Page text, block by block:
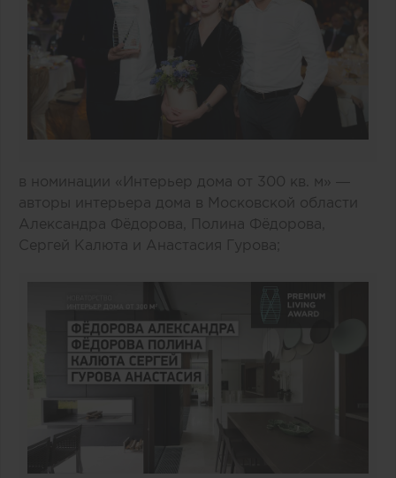
в номинации «Интерьер дома от 300 кв. м» —
авторы интерьера дома в Московской области
Александра Фёдорова, Полина Фёдорова,
Сергей Калюта и Анастасия Гурова;